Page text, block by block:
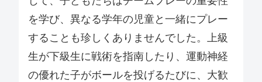
を学び、異なる学年の児童と一緒にプレー
することも珍しくありませんでした。上級
生が下級生に戦術を指南したり、運動神経
の優れた子がボールを投げるたびに、大歓